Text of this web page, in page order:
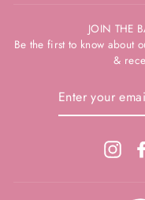
JOIN THE
Be the first to know about
&